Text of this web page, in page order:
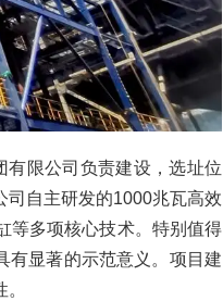
有限公司负责建设，选址位
司自主研发的1000兆瓦高效
等多项核心技术。特别值得
有显著的示范意义。项目建